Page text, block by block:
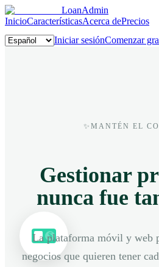
LoanAdmin
InicioCaracterísticasAcerca dePrecios
Iniciar sesiónComenzar
$
✨ MANTÉN EL
Gestionar
nunca fue
La plataforma móvil y web
negocios que quieren tener